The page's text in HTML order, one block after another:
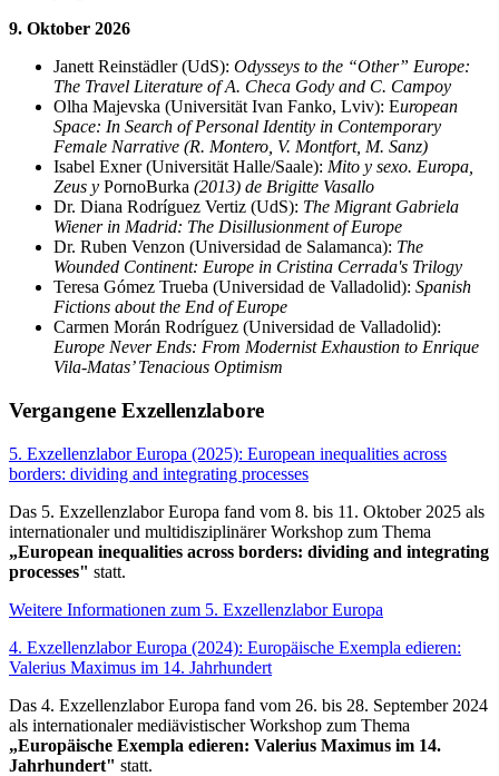
9. Oktober 2026
Janett Reinstädler (UdS): Odysseys to the “Other” Europe:
The Travel Literature of A. Checa Gody and C. Campoy
Olha Majevska (Universität Ivan Fanko, Lviv): European
Space: In Search of Personal Identity in Contemporary
Female Narrative (R. Montero, V. Montfort, M. Sanz)
Isabel Exner (Universität Halle/Saale): Mito y sexo. Europa,
Zeus y PornoBurka (2013) de Brigitte Vasallo
Dr. Diana Rodríguez Vertiz (UdS): The Migrant Gabriela
Wiener in Madrid: The Disillusionment of Europe
Dr. Ruben Venzon (Universidad de Salamanca): The
Wounded Continent: Europe in Cristina Cerrada's Trilogy
Teresa Gómez Trueba (Universidad de Valladolid): Spanish
Fictions about the End of Europe
Carmen Morán Rodríguez (Universidad de Valladolid):
Europe Never Ends: From Modernist Exhaustion to Enrique
Vila-Matas’ Tenacious Optimism
Vergangene Exzellenzlabore
5. Exzellenzlabor Europa (2025): European inequalities across
borders: dividing and integrating processes
Das 5. Exzellenzlabor Europa fand vom 8. bis 11. Oktober 2025 als
internationaler und multidisziplinärer Workshop zum Thema
„European inequalities across borders: dividing and integrating
processes" statt.
Weitere Informationen zum 5. Exzellenzlabor Europa
4. Exzellenzlabor Europa (2024): Europäische Exempla edieren:
Valerius Maximus im 14. Jahrhundert
Das 4. Exzellenzlabor Europa fand vom 26. bis 28. September 2024
als internationaler mediävistischer Workshop zum Thema
„Europäische Exempla edieren: Valerius Maximus im 14.
Jahrhundert" statt.